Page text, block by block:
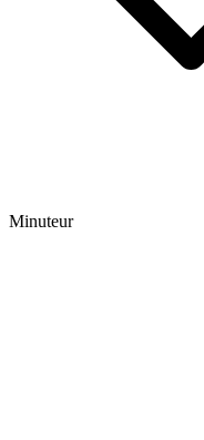
Minuteur